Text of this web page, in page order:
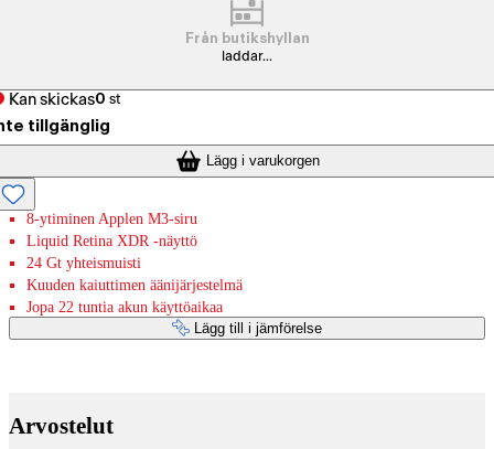
Från butikshyllan
laddar...
Kan skickas0 st
tillgänglig
Lägg i varukorgen
8-ytiminen Applen M3-siru
Liquid Retina XDR ‐näyttö
24 Gt yhteismuisti
Kuuden kaiuttimen äänijärjestelmä
Jopa 22 tuntia akun käyttöaikaa
Lägg till i jämförelse
Arvostelut